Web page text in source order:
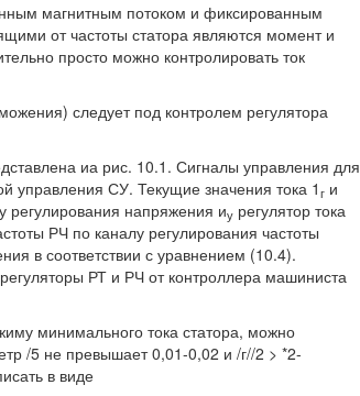
магнитным потоком и фиксированным
от частоты статора являются момент и
просто можно контролировать ток
следует под контролем регулятора
иа рис. 10.1. Сигналы управления для
управления СУ. Текущие значения тока 1 г и
регулирования напряжения иу регулятор тока
РЧ по каналу регулирования частоты
в соответствии с уравнением (10.4).
РТ и РЧ от контроллера машиниста
минимального тока статора, можно
/5 не превышает 0,01-0,02 и /г//2 > *2-
в виде